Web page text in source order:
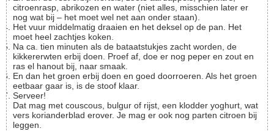
citroenrasp, abrikozen en water (niet alles, misschien later er
nog wat bij – het moet wel net aan onder staan).
Het vuur middelmatig draaien en het deksel op de pan. Het
moet heel zachtjes koken.
Na ca. tien minuten als de bataatstukjes zacht worden, de
kikkererwten erbij doen. Proef af, doe er nog peper en zout en
ras el hanout bij, naar smaak.
En dan het groen erbij doen en goed doorroeren. Als het groen
eetbaar gaar is, is de stoof klaar.
Serveer!
Dat mag met couscous, bulgur of rijst, een klodder yoghurt, wat
vers korianderblad erover. Je mag er ook nog parten citroen bij
leggen.